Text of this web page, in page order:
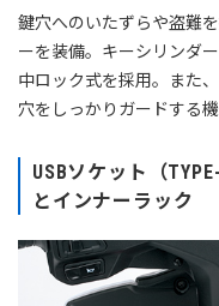
鍵穴へのいたずらや盗難
ーを装備。キーシリンダ
中ロック式を採用。また
穴をしっかりガードする機
USBソケット（
とインナーラック